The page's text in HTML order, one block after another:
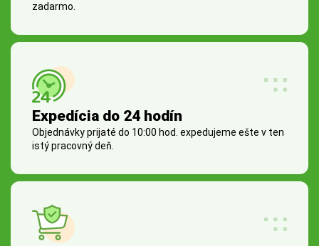
zadarmo.
Expedícia do 24 hodín
Objednávky prijaté do 10:00 hod. expedujeme ešte v ten
istý pracovný deň.